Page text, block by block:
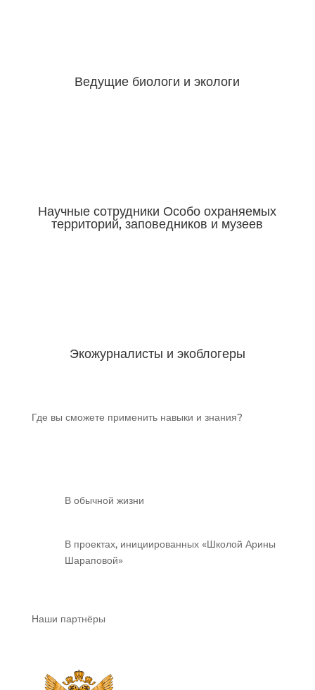
Ведущие биологи и экологи
Научные сотрудники Особо охраняемых
территорий, заповедников и музеев
Экожурналисты и экоблогеры
Где вы сможете применить навыки и знания?
В обычной жизни
В проектах, инициированных «Школой Арины
Шараповой»
Наши партнёры